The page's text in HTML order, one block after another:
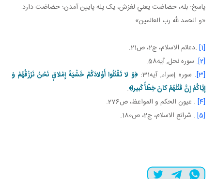
پاسخ: بله، حضاضت يعني لغزش، يک پله پايين آمدن؛ حضاضت دارد.
«و الحمد لله رب العالمين»
[1] .دعائم الاسلام، ج2، ص21.
[2] . سوره نحل, آيه58.
[3] . سوره إسراء, آيه31:
﴿وَ لا تَقْتُلُوا أَوْلادَكُمْ خَشْيَةَ إِمْلاقٍ نَحْنُ نَرْزُقُهُمْ وَ
إِيَّاكُمْ إِنَّ قَتْلَهُمْ كانَ خِطْأً كَبيرا﴾.
[4]
. عيون الحکم و المواعظ، ص276.
[5]
. شرائع الاسلام، ج2، ص180.